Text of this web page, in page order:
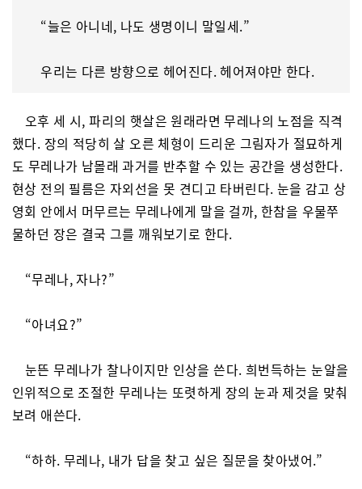
“늘은 아니네, 나도 생명이니 말일세.”
우리는 다른 방향으로 헤어진다. 헤어져야만 한다.
오후 세 시, 파리의 햇살은 원래라면 무레나의 노점을 직격
했다. 장의 적당히 살 오른 체형이 드리운 그림자가 절묘하게
도 무레나가 남몰래 과거를 반추할 수 있는 공간을 생성한다.
현상 전의 필름은 자외선을 못 견디고 타버린다. 눈을 감고 상
영회 안에서 머무르는 무레나에게 말을 걸까, 한참을 우물쭈
물하던 장은 결국 그를 깨워보기로 한다.
“무레나, 자나?”
“아녀요?”
눈뜬 무레나가 찰나이지만 인상을 쓴다. 희번득하는 눈알을
인위적으로 조절한 무레나는 또렷하게 장의 눈과 제것을 맞춰
보려 애쓴다.
“하하. 무레나, 내가 답을 찾고 싶은 질문을 찾아냈어.”